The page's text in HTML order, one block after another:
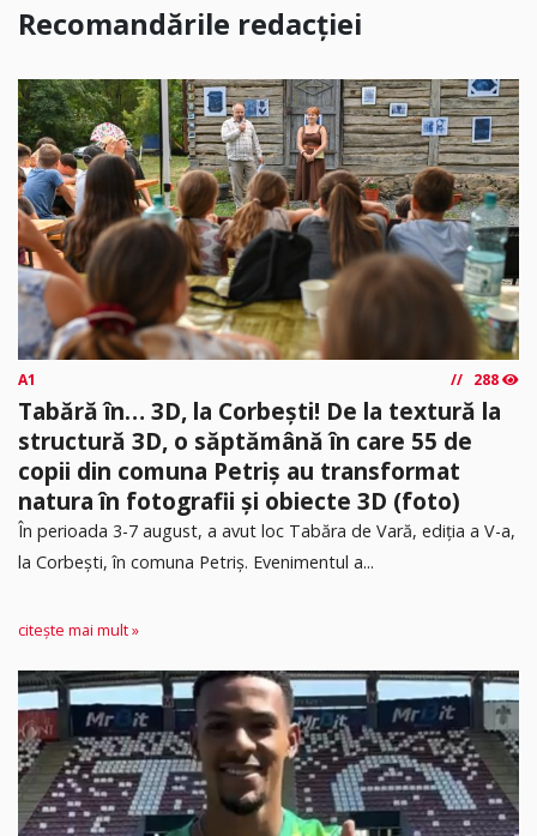
Recomandările redacției
A1 288
Tabără în… 3D, la Corbești! De la textură la
structură 3D, o săptămână în care 55 de
copii din comuna Petriș au transformat
natura în fotografii și obiecte 3D (foto)
În perioada 3-7 august, a avut loc Tabăra de Vară, ediția a V-a,
la Corbești, în comuna Petriș. Evenimentul a...
citește mai mult »